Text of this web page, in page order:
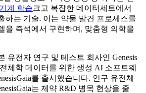
기계 학습크고 복잡한 데이터세트에서
하는 기술. 이는 약물 발견 프로세스를
을 즉석에서 구현하며, 맞춤형 의학을
유전자 연구 및 테스트 회사인 Genesis
체학 데이터를 위한 생성 AI 소프트웨
를 출시했습니다. 인구 유전체
는 제약 R&D 병목 현상을 줄